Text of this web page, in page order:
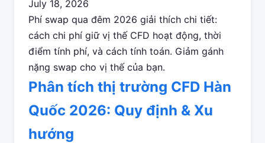
July 18, 2026
Phí swap qua đêm 2026 giải thích chi tiết:
cách chi phí giữ vị thế CFD hoạt động, thời
điểm tính phí, và cách tính toán. Giảm gánh
nặng swap cho vị thế của bạn.
Phân tích thị trường CFD Hàn
Quốc 2026: Quy định & Xu
hướng